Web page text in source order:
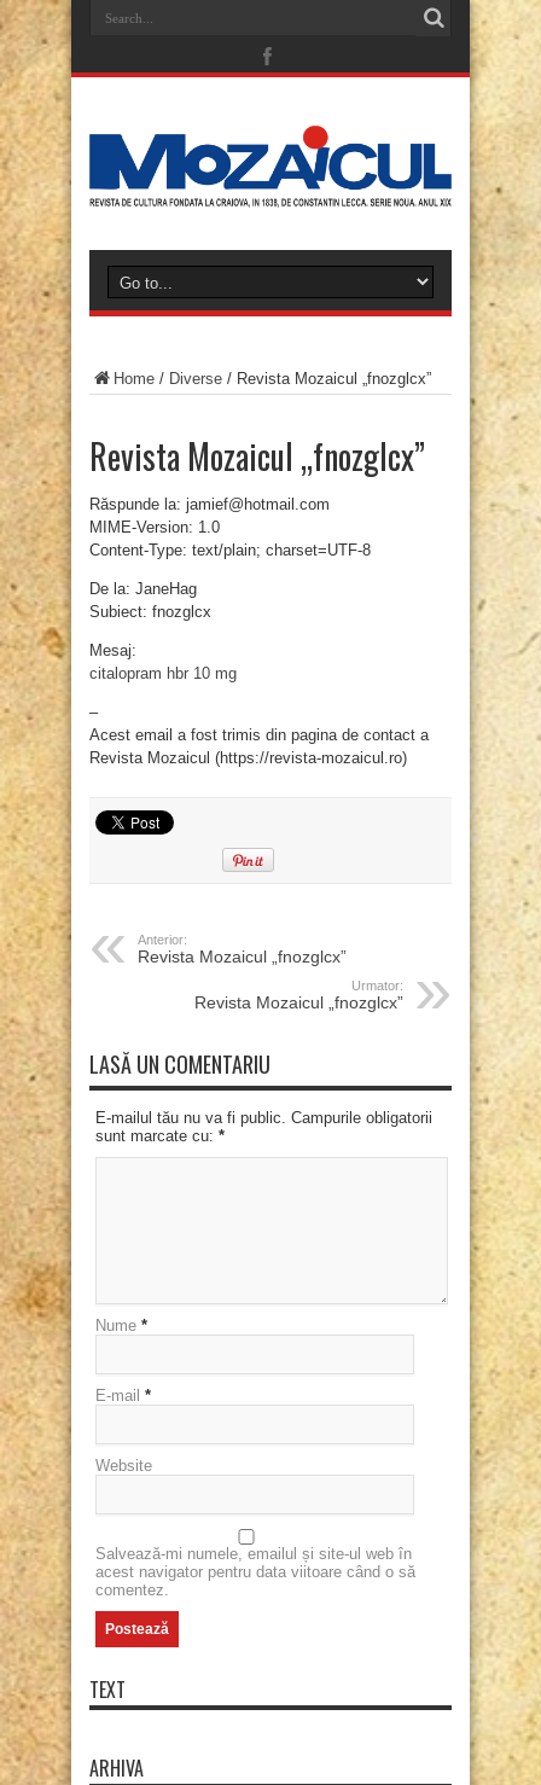
Home / Diverse / Revista Mozaicul „fnozglcx”
Revista Mozaicul „fnozglcx”
Răspunde la: jamief@hotmail.com
MIME-Version: 1.0
Content-Type: text/plain; charset=UTF-8
De la: JaneHag
Subiect: fnozglcx
Mesaj:
citalopram hbr 10 mg
–
Acest email a fost trimis din pagina de contact a
Revista Mozaicul (https://revista-mozaicul.ro)
Anterior:
Revista Mozaicul „fnozglcx”
Urmator:
Revista Mozaicul „fnozglcx”
LASĂ UN COMENTARIU
E-mailul tău nu va fi public. Campurile obligatorii
sunt marcate cu: *
Nume *
E-mail *
Website
Salvează-mi numele, emailul și site-ul web în
acest navigator pentru data viitoare când o să
comentez.
TEXT
ARHIVA